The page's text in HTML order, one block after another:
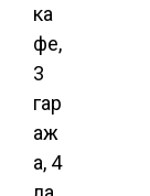
ка
фе,
3
гар
аж
а, 4